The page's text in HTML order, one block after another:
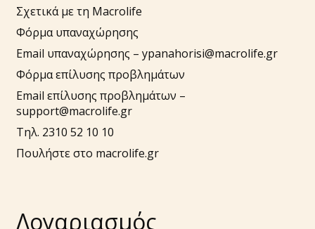
Σχετικά με τη Macrolife
Φόρμα υπαναχώρησης
Email υπαναχώρησης – ypanahorisi@macrolife.gr
Φόρμα επίλυσης προβλημάτων
Email επίλυσης προβλημάτων –
support@macrolife.gr
Τηλ. 2310 52 10 10
Πουλήστε στο macrolife.gr
Λογαριασμός